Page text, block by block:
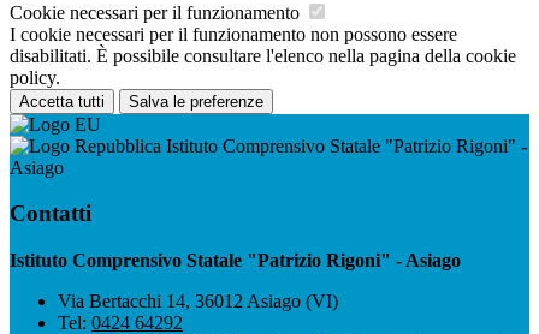
Cookie necessari per il funzionamento
I cookie necessari per il funzionamento non possono essere
disabilitati. È possibile consultare l'elenco nella pagina della cookie
policy.
Accetta tutti Salva le preferenze
Istituto Comprensivo Statale "Patrizio Rigoni" -
Asiago
Contatti
Istituto Comprensivo Statale "Patrizio Rigoni" - Asiago
Via Bertacchi 14, 36012 Asiago (VI)
Tel: 0424 64292